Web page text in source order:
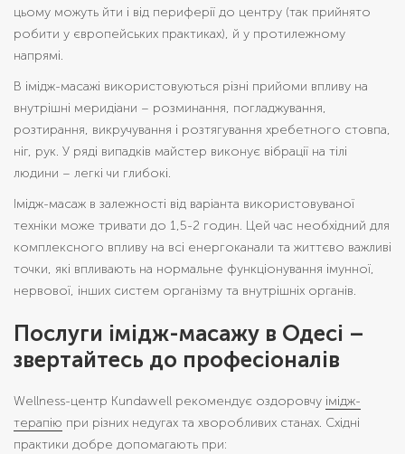
цьому можуть йти і від периферії до центру (так прийнято
робити у європейських практиках), й у протилежному
напрямі.
В імідж-масажі використовуються різні прийоми впливу на
внутрішні меридіани – розминання, погладжування,
розтирання, викручування і розтягування хребетного стовпа,
ніг, рук. У ряді випадків майстер виконує вібрації на тілі
людини – легкі чи глибокі.
Імідж-масаж в залежності від варіанта використовуваної
техніки може тривати до 1,5-2 годин. Цей час необхідний для
комплексного впливу на всі енергоканали та життєво важливі
точки, які впливають на нормальне функціонування імунної,
нервової, інших систем організму та внутрішніх органів.
Послуги імідж-масажу в Одесі –
звертайтесь до професіоналів
Wellness-центр Kundawell рекомендує оздоровчу імідж-
терапію при різних недугах та хворобливих станах. Східні
практики добре допомагають при: